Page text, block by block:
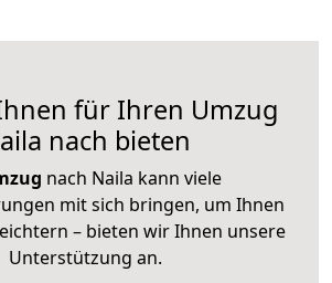
für Ihren Umzug
nach bieten
nach Naila kann viele
mit sich bringen, um Ihnen
– bieten wir Ihnen unsere
Unterstützung an.